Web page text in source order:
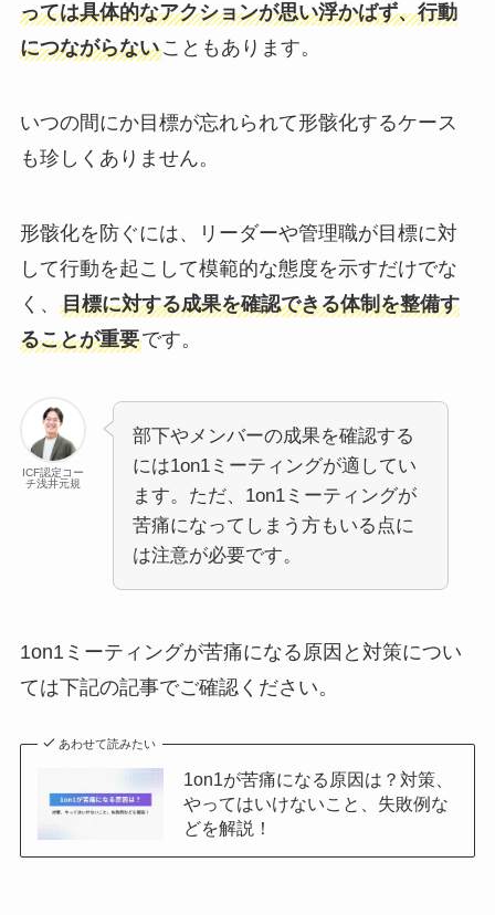
っては具体的なアクションが思い浮かばず、行動
につながらないこともあります。
いつの間にか目標が忘れられて形骸化するケース
も珍しくありません。
形骸化を防ぐには、リーダーや管理職が目標に対
して行動を起こして模範的な態度を示すだけでな
く、 目標に対する成果を確認できる体制を整備す
ることが重要です。
ICF認定コー
チ浅井元規
部下やメンバーの成果を確認する
には1on1ミーティングが適してい
ます。ただ、1on1ミーティングが
苦痛になってしまう方もいる点に
は注意が必要です。
1on1ミーティングが苦痛になる原因と対策につい
ては下記の記事でご確認ください。
あわせて読みたい
1on1が苦痛になる原因は？対策、
やってはいけないこと、失敗例な
どを解説！